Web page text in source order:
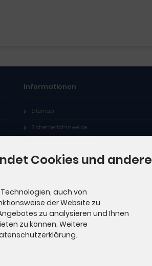
Informationen
Sitemap
Sicherheitshinweise
Service
Hilfe zu Gutscheinen
Widerrufsformular
Cookies und andere
auch von
der Website zu
zu analysieren und Ihnen
zu können. Weitere